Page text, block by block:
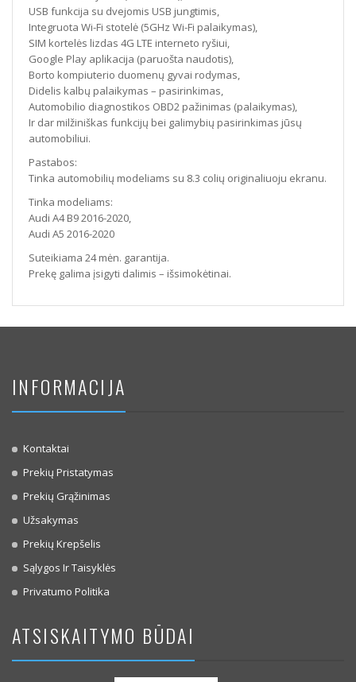
USB funkcija su dvejomis USB jungtimis,
Integruota Wi-Fi stotelė (5GHz Wi-Fi palaikymas),
SIM kortelės lizdas 4G LTE interneto ryšiui,
Google Play aplikacija (paruošta naudotis),
Borto kompiuterio duomenų gyvai rodymas,
Didelis kalbų palaikymas – pasirinkimas,
Automobilio diagnostikos OBD2 pažinimas (palaikymas),
Ir dar milžiniškas funkcijų bei galimybių pasirinkimas jūsų
automobiliui.
Pastabos:
Tinka automobilių modeliams su 8.3 colių originaliuoju ekranu.
Tinka modeliams:
Audi A4 B9 2016-2020,
Audi A5 2016-2020
Suteikiama 24 mėn. garantija.
Prekę galima įsigyti dalimis – išsimokėtinai.
INFORMACIJA
Kontaktai
Prekių Pristatymas
Prekių Grąžinimas
Užsakymas
Prekių Krepšelis
Sąlygos Ir Taisyklės
Privatumo Politika
ATSISKAITYMO BŪDAI